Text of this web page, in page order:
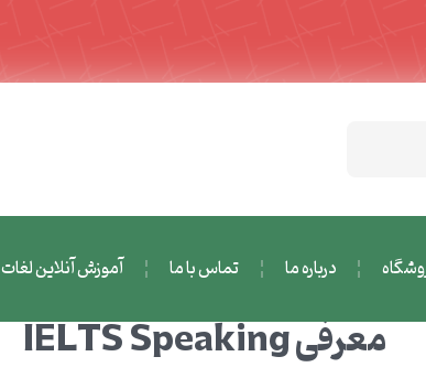
درباره ما تماس با ما آموزش آنلاین لغات
معرفی IELTS Speaking